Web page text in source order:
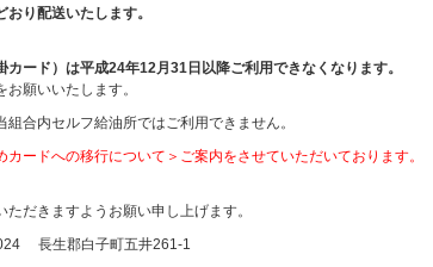
り配送いたします。
ード）は平成24年12月31日以降ご利用できなくなります。
願いいたします。
合内セルフ給油所ではご利用できません。
ードへの移行について＞ご案内をさせていただいております。
だきますようお願い申し上げます。
長生郡白子町五井261-1